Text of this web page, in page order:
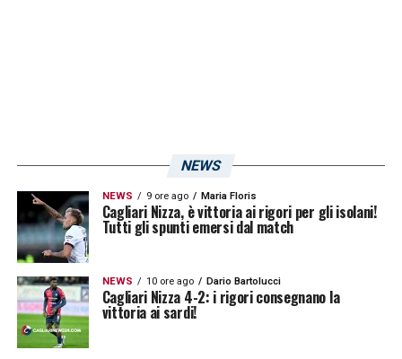
NEWS
NEWS 9 ore ago Maria Floris
Cagliari Nizza, è vittoria ai rigori per gli isolani!
Tutti gli spunti emersi dal match
NEWS 10 ore ago Dario Bartolucci
Cagliari Nizza 4-2: i rigori consegnano la
vittoria ai sardi!